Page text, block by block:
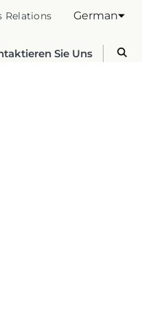
Relations German
Sie Uns